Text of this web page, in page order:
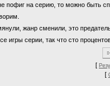
пофиг на серию, то можно быть
жанр сменили, это
игры серии, так что сто
[
[